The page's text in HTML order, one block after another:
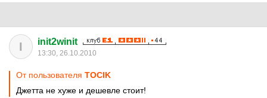
I init2winit
13:30, 26.10.2010
От пользователя TOCIK
Джетта не хуже и дешевле стоит!